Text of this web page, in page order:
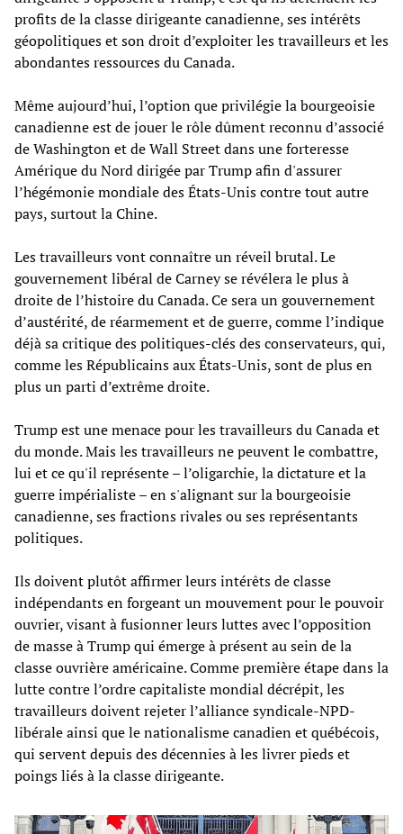
profits de la classe dirigeante canadienne, ses intérêts
géopolitiques et son droit d’exploiter les travailleurs et les
abondantes ressources du Canada.
Même aujourd’hui, l’option que privilégie la bourgeoisie
canadienne est de jouer le rôle dûment reconnu d’associé
de Washington et de Wall Street dans une forteresse
Amérique du Nord dirigée par Trump afin d'assurer
l’hégémonie mondiale des États-Unis contre tout autre
pays, surtout la Chine.
Les travailleurs vont connaître un réveil brutal. Le
gouvernement libéral de Carney se révélera le plus à
droite de l’histoire du Canada. Ce sera un gouvernement
d’austérité, de réarmement et de guerre, comme l’indique
déjà sa critique des politiques-clés des conservateurs, qui,
comme les Républicains aux États-Unis, sont de plus en
plus un parti d’extrême droite.
Trump est une menace pour les travailleurs du Canada et
du monde. Mais les travailleurs ne peuvent le combattre,
lui et ce qu'il représente – l’oligarchie, la dictature et la
guerre impérialiste – en s'alignant sur la bourgeoisie
canadienne, ses fractions rivales ou ses représentants
politiques.
Ils doivent plutôt affirmer leurs intérêts de classe
indépendants en forgeant un mouvement pour le pouvoir
ouvrier, visant à fusionner leurs luttes avec l’opposition
de masse à Trump qui émerge à présent au sein de la
classe ouvrière américaine. Comme première étape dans la
lutte contre l’ordre capitaliste mondial décrépit, les
travailleurs doivent rejeter l’alliance syndicale-NPD-
libérale ainsi que le nationalisme canadien et québécois,
qui servent depuis des décennies à les livrer pieds et
poings liés à la classe dirigeante.